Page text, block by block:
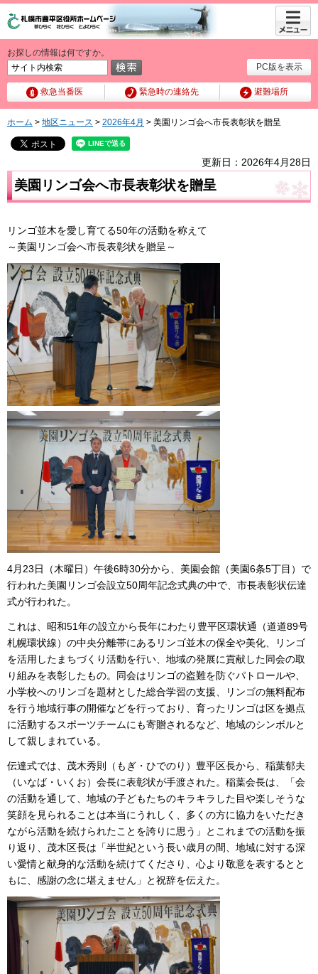
PC版を表示
お探しの情報は何ですか。
救急当番医 緊急時の連絡先 避難場所
メニュ
ー
ホーム > 地区ニュース > 2026年4月 > 美園リンゴ会へ市長表彰状を贈呈
更新日：2026年4月28日
美園リンゴ会へ市長表彰状を贈呈
リンゴ並木を愛し育てる50年の活動を称えて
～美園リンゴ会へ市長表彰状を贈呈～
4月23日（木曜日）午後6時30分から、美園会館（美園6条5丁目）で
行われた美園リンゴ会設立50周年記念式典の中で、市長表彰状伝達
式が行われた。
これは、昭和51年の設立から長年にわたり豊平区環状通（道道89号
札幌環状線）の中央分離帯にあるリンゴ並木の保全や美化、リンゴ
を活用したまちづくり活動を行い、地域の発展に貢献した同会の取
り組みを表彰したもの。同会はリンゴの盗難を防ぐパトロールや、
小学校へのリンゴを題材とした総合学習の支援、リンゴの無料配布
を行う地域行事の開催などを行っており、育ったリンゴは区を拠点
に活動するスポーツチームにも寄贈されるなど、地域のシンボルと
して親しまれている。
伝達式では、茂木秀則（もぎ・ひでのり）豊平区長から、稲葉郁夫
（いなば・いくお）会長に表彰状が手渡された。稲葉会長は、「会
の活動を通して、地域の子どもたちのキラキラした目や楽しそうな
笑顔を見られることは本当にうれしく、多くの方に協力をいただき
ながら活動を続けられたことを誇りに思う」とこれまでの活動を振
り返り、茂木区長は「半世紀という長い歳月の間、地域に対する深
い愛情と献身的な活動を続けてくださり、心より敬意を表するとと
もに、感謝の念に堪えません」と祝辞を伝えた。